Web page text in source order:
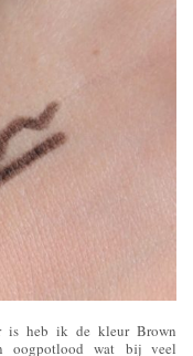
is heb ik de kleur Brown
oogpotlood wat bij veel